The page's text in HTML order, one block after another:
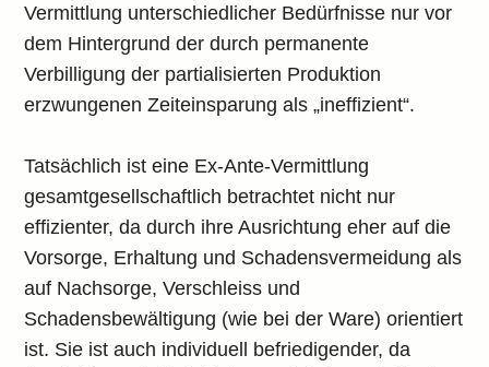
Vermittlung unterschiedlicher Bedürfnisse nur vor
dem Hintergrund der durch permanente
Verbilligung der partialisierten Produktion
erzwungenen Zeiteinsparung als „ineffizient“.
Tatsächlich ist eine Ex-Ante-Vermittlung
gesamtgesellschaftlich betrachtet nicht nur
effizienter, da durch ihre Ausrichtung eher auf die
Vorsorge, Erhaltung und Schadensvermeidung als
auf Nachsorge, Verschleiss und
Schadensbewältigung (wie bei der Ware) orientiert
ist. Sie ist auch individuell befriedigender, da